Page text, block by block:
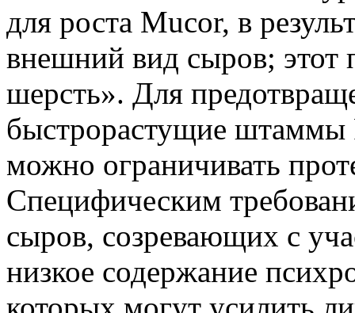
для роста Mucor, в
внешний вид сыров; этот
шерсть». Для
быстрорастущие штаммы
можно ограничивать
Специфическим
сыров, созревающих с
низкое содержание